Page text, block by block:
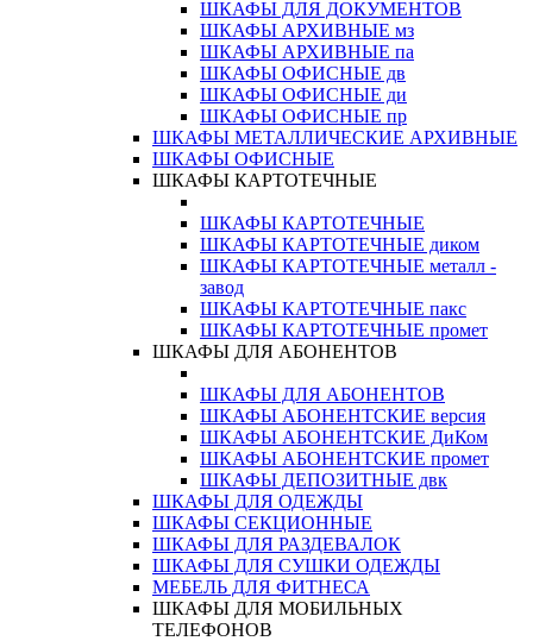
ШКАФЫ ДЛЯ ДОКУМЕНТОВ
ШКАФЫ АРХИВНЫЕ мз
ШКАФЫ АРХИВНЫЕ па
ШКАФЫ ОФИСНЫЕ дв
ШКАФЫ ОФИСНЫЕ ди
ШКАФЫ ОФИСНЫЕ пр
ШКАФЫ МЕТАЛЛИЧЕСКИЕ АРХИВНЫЕ
ШКАФЫ ОФИСНЫЕ
ШКАФЫ КАРТОТЕЧНЫЕ
ШКАФЫ КАРТОТЕЧНЫЕ
ШКАФЫ КАРТОТЕЧНЫЕ диком
ШКАФЫ КАРТОТЕЧНЫЕ металл -
завод
ШКАФЫ КАРТОТЕЧНЫЕ пакс
ШКАФЫ КАРТОТЕЧНЫЕ промет
ШКАФЫ ДЛЯ АБОНЕНТОВ
ШКАФЫ ДЛЯ АБОНЕНТОВ
ШКАФЫ АБОНЕНТСКИЕ версия
ШКАФЫ АБОНЕНТСКИЕ ДиКом
ШКАФЫ АБОНЕНТСКИЕ промет
ШКАФЫ ДЕПОЗИТНЫЕ двк
ШКАФЫ ДЛЯ ОДЕЖДЫ
ШКАФЫ СЕКЦИОННЫЕ
ШКАФЫ ДЛЯ РАЗДЕВАЛОК
ШКАФЫ ДЛЯ СУШКИ ОДЕЖДЫ
МЕБЕЛЬ ДЛЯ ФИТНЕСА
ШКАФЫ ДЛЯ МОБИЛЬНЫХ
ТЕЛЕФОНОВ